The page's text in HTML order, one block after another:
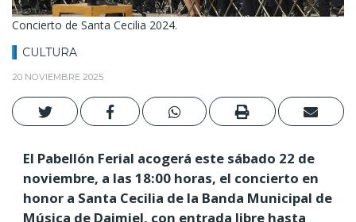
Concierto de Santa Cecilia 2024.
CULTURA
20 NOVIEMBRE 2025
El Pabellón Ferial acogerá este sábado 22 de
noviembre, a las 18:00 horas, el concierto en
honor a Santa Cecilia de la Banda Municipal de
Música de Daimiel, con entrada libre hasta